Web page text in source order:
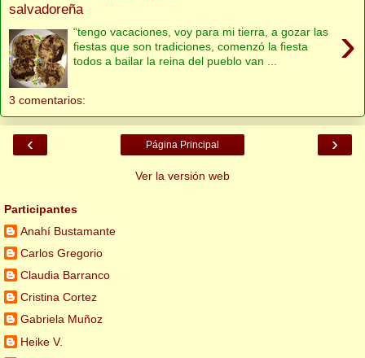
salvadoreña
›
“tengo vacaciones, voy para mi tierra, a gozar las
fiestas que son tradiciones, comenzó la fiesta
todos a bailar la reina del pueblo van ...
3 comentarios:
‹ ›
Página Principal
Ver la versión web
Participantes
Anahí Bustamante
Carlos Gregorio
Claudia Barranco
Cristina Cortez
Gabriela Muñoz
Heike V.